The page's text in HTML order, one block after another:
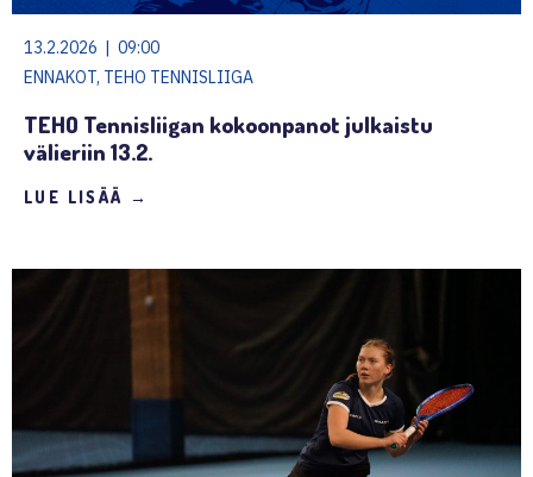
13.2.2026 | 09:00
ENNAKOT, TEHO TENNISLIIGA
TEHO Tennisliigan kokoonpanot julkaistu
välieriin 13.2.
LUE LISÄÄ →